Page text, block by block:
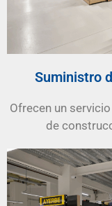
Suministro
Ofrecen un
de